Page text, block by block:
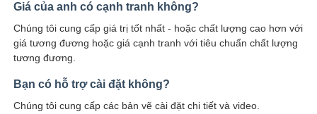
Giá của anh có cạnh tranh không?
Chúng tôi cung cấp giá trị tốt nhất - hoặc chất lượng cao hơn với
giá tương đương hoặc giá cạnh tranh với tiêu chuẩn chất lượng
tương đương.
Bạn có hỗ trợ cài đặt không?
Chúng tôi cung cấp các bản vẽ cài đặt chi tiết và video.